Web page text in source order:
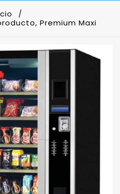
Premium Maxi